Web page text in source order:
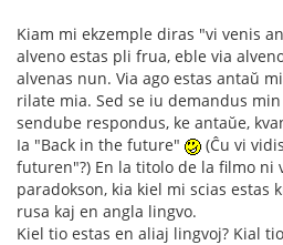
Kiam mi ekzemple diras "vi venis
alveno estas pli frua, eble via
alvenas nun. Via ago estas antaŭ
rilate mia. Sed se iu demandus
sendube respondus, ke antaŭe,
Ia "Back in the future"
(Ĉu vi
futuren"?) En la titolo de la filmo ni
paradokson, kia kiel mi scias estas
rusa kaj en angla lingvo.
Kiel tio estas en aliaj lingvoj? Kial